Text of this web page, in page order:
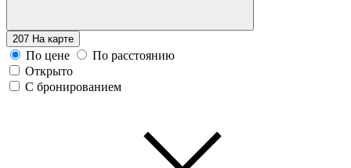
207 На карте
По цене
По расстоянию
Открыто
С бронированием